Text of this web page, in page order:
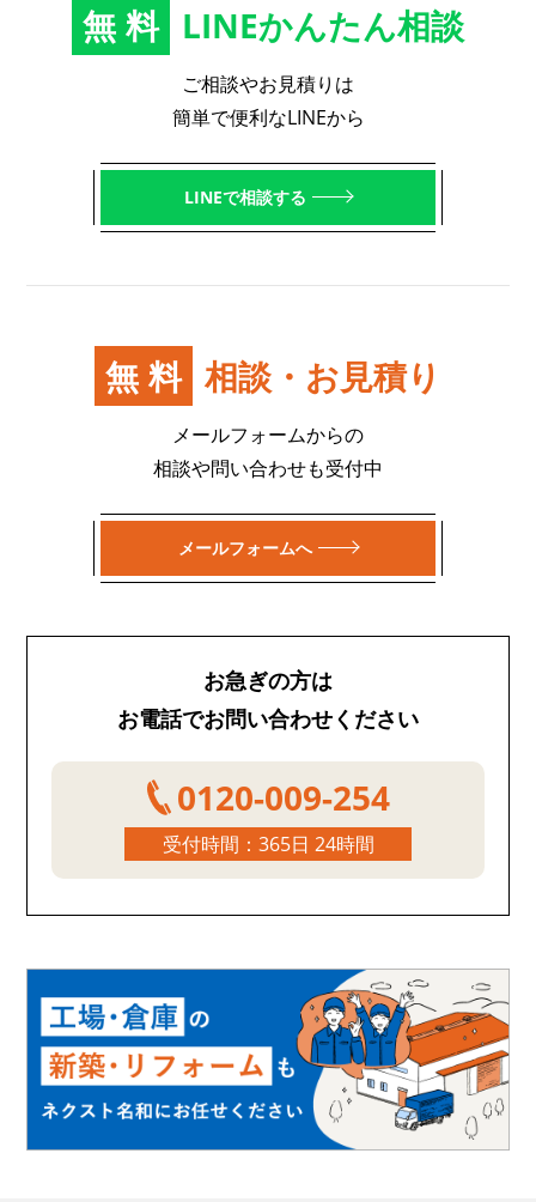
無料 LINEかんたん相談
ご相談やお見積りは
簡単で便利なLINEから
LINEで相談する
無料 相談・お見積り
メールフォームからの
相談や問い合わせも受付中
メールフォームへ
お急ぎの方は
お電話でお問い合わせください
0120-009-254
受付時間：365日 24時間